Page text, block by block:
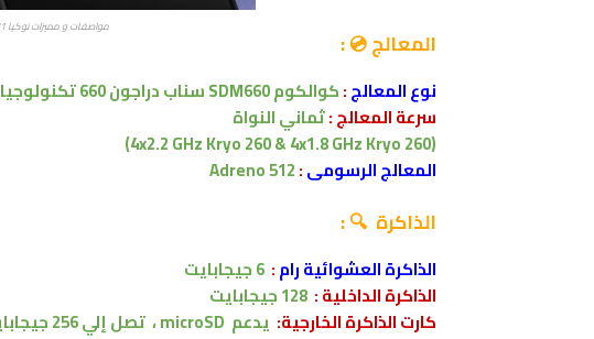
مواصفات و مميزات نوكيا Nokia X71
المعالج 💿 :
نوع المعالج:كوالكوم SDM660 سناب دراجون 660
تكنولوجيا 14 نانومتر
سرعة المعالج :ثماني النواة
(4x2.2 GHz Kryo 260 & 4x1.8 GHz Kryo 260)
المعالج الرسومى:
Adreno 512
الذاكرة 🔍 :
الذاكرة العشوائية رام:
جيجابايت
الذاكرة الداخلية :
كارت الذاكرة الخارجية: يدعم microSD ، تصل إلي